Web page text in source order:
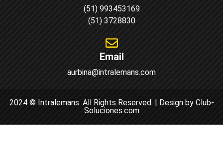
(51) 993453169
(51) 3728830
Email
aurbina@intralemans.com
2024 © Intralemans. All Rights Reserved. | Design by Club-
Soluciones.com